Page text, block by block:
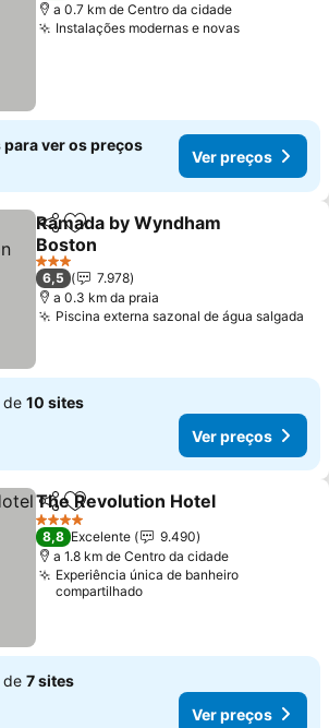
a 0.7 km de Centro da cidade
Instalações modernas e novasVer preços
para ver os preços
Ver preços
PartilharAdicionar aos favoritos
Ramada by Wyndham
Boston
Ver preços
3 Estrelas
6,5
7.978
a 0.3 km da praia
Piscina externa sazonal de água salgada
de 10 sites
Ver preços
PartilharAdicionar aos favoritos
The Revolution Hotel
4 Estrelas
8,8 Excelente
9.490
a 1.8 km de Centro da cidade
Experiência única de banheiro
compartilhado
de 7 sites
Ver preços